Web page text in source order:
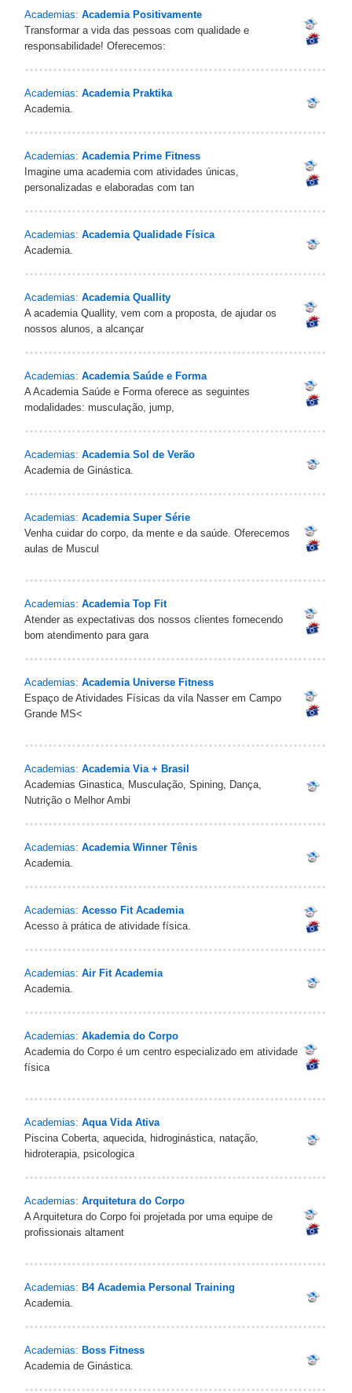
Academias: Academia Positivamente
Transformar a vida das pessoas com qualidade e
responsabilidade! Oferecemos:
Academias: Academia Praktika
Academia.
Academias: Academia Prime Fitness
Imagine uma academia com atividades únicas,
personalizadas e elaboradas com tan
Academias: Academia Qualidade Física
Academia.
Academias: Academia Quallity
A academia Quallity, vem com a proposta, de ajudar os
nossos alunos, a alcançar
Academias: Academia Saúde e Forma
A Academia Saúde e Forma oferece as seguintes
modalidades: musculação, jump,
Academias: Academia Sol de Verão
Academia de Ginástica.
Academias: Academia Super Série
Venha cuidar do corpo, da mente e da saúde. Oferecemos
aulas de Muscul
Academias: Academia Top Fit
Atender as expectativas dos nossos clientes fornecendo
bom atendimento para gara
Academias: Academia Universe Fitness
Espaço de Atividades Físicas da vila Nasser em Campo
Grande MS<
Academias: Academia Via + Brasil
Academias Ginastica, Musculação, Spining, Dança,
Nutrição o Melhor Ambi
Academias: Academia Winner Tênis
Academia.
Academias: Acesso Fit Academia
Acesso à prática de atividade física.
Academias: Air Fit Academia
Academia.
Academias: Akademia do Corpo
Academia do Corpo é um centro especializado em atividade
física
Academias: Aqua Vida Ativa
Piscina Coberta, aquecida, hidroginástica, natação,
hidroterapia, psicologica
Academias: Arquitetura do Corpo
A Arquitetura do Corpo foi projetada por uma equipe de
profissionais altament
Academias: B4 Academia Personal Training
Academia.
Academias: Boss Fitness
Academia de Ginástica.